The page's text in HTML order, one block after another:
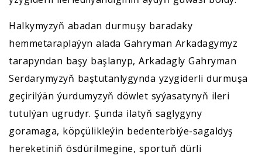
Halkymyzyň abadan durmuşy baradaky
hemmetaraplaýyn alada Gahryman Arkadagymyz
tarapyndan başy başlanyp, Arkadagly Gahryman
Serdarymyzyň baştutanlygynda yzygiderli durmuşa
geçirilýän ýurdumyzyň döwlet syýasatynyň ileri
tutulýan ugrudyr. Şunda ilatyň saglygyny
goramaga, köpçülikleýin bedenterbiýe-sagaldyş
hereketiniň ösdürilmegine, sportuň dürli